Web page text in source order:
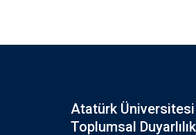
Atatürk Üniversitesi
Toplumsal